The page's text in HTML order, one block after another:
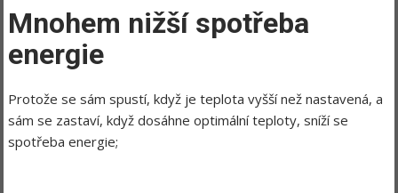
Mnohem nižší spotřeba
energie
Protože se sám spustí, když je teplota vyšší než nastavená, a
sám se zastaví, když dosáhne optimální teploty, sníží se
spotřeba energie;